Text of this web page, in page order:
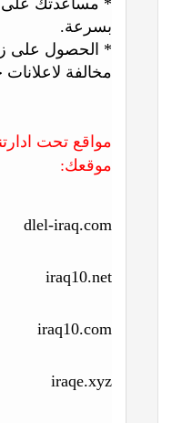
* مساعدتك على
بسرعة.
* الحصول على
مخالفة
مواقع تحت
موقعك:
dlel-iraq.com
iraq10.net
iraq10.com
iraqe.xyz